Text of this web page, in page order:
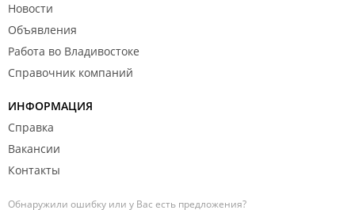
Новости
Объявления
Работа во Владивостоке
Справочник компаний
ИНФОРМАЦИЯ
Справка
Вакансии
Контакты
Обнаружили ошибку или у Вас есть предложения?